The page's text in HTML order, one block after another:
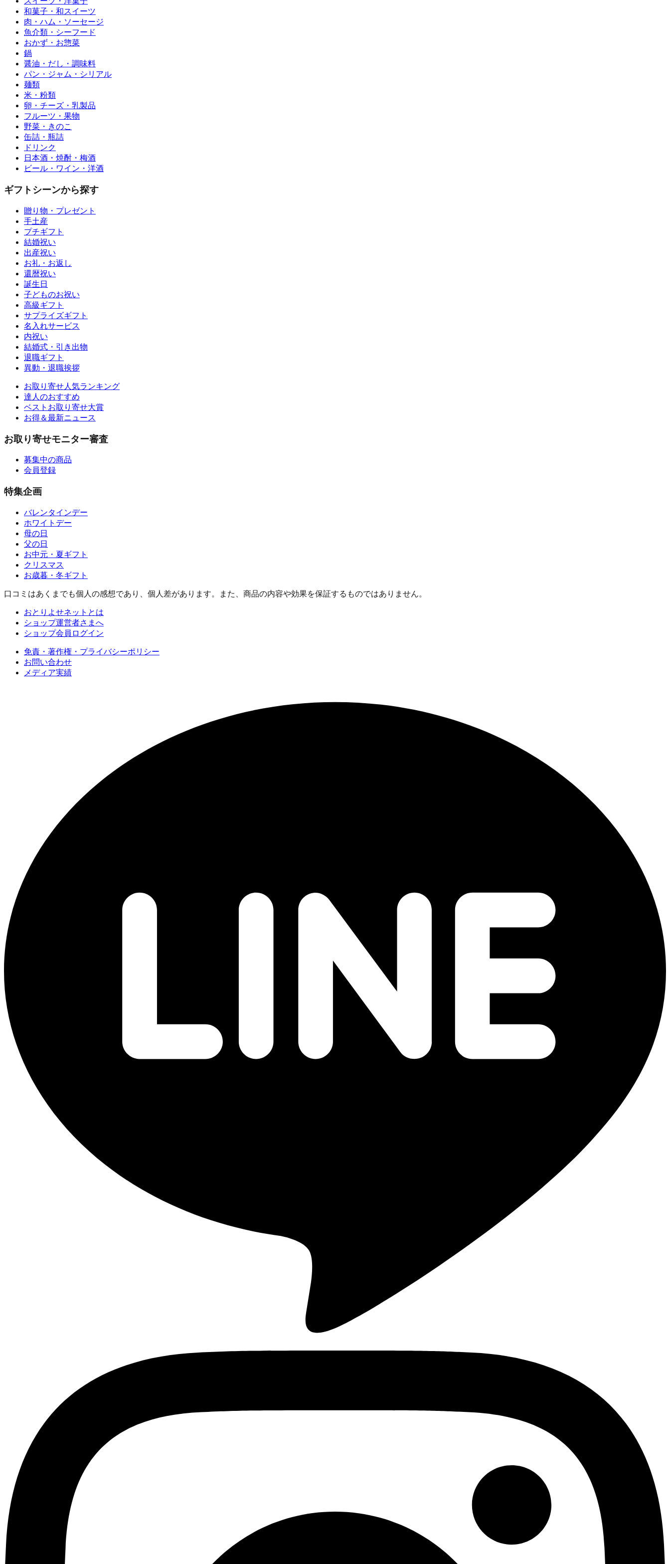
和菓子・和スイーツ
肉・ハム・ソーセージ
魚介類・シーフード
おかず・お惣菜
鍋
醤油・だし・調味料
パン・ジャム・シリアル
麺類
米・粉類
卵・チーズ・乳製品
フルーツ・果物
野菜・きのこ
缶詰・瓶詰
ドリンク
日本酒・焼酎・梅酒
ビール・ワイン・洋酒
ギフトシーンから探す
贈り物・プレゼント
手土産
プチギフト
結婚祝い
出産祝い
お礼・お返し
還暦祝い
誕生日
子どものお祝い
高級ギフト
サプライズギフト
名入れサービス
内祝い
結婚式・引き出物
退職ギフト
異動・退職挨拶
お取り寄せ人気ランキング
達人のおすすめ
ベストお取り寄せ大賞
お得＆最新ニュース
お取り寄せモニター審査
募集中の商品
会員登録
特集企画
バレンタインデー
ホワイトデー
母の日
父の日
お中元・夏ギフト
クリスマス
お歳暮・冬ギフト
口コミはあくまでも個人の感想であり、個人差があります。また、商品の内容や効果を保証するものではありません。
おとりよせネットとは
ショップ運営者さまへ
ショップ会員ログイン
免責・著作権・プライバシーポリシー
お問い合わせ
メディア実績